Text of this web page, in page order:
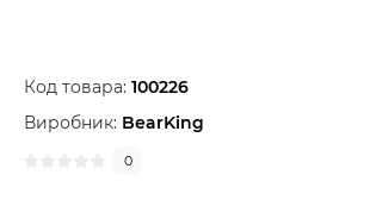
Код товара: 100226
Виробник: BearKing
0